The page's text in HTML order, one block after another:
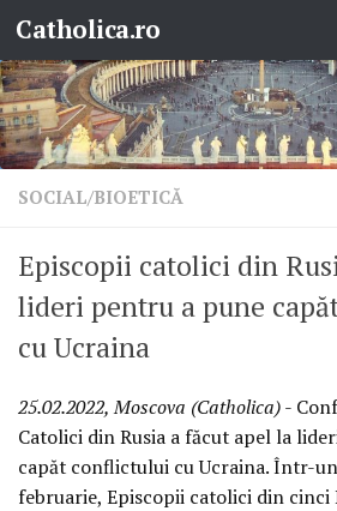
Skip to content
Catholica.ro
SOCIAL/BIOETICĂ
Episcopii catolici din
lideri pentru a pune
cu Ucraina
25.02.2022, Moscova (Catholica)-
Catolici din Rusia a făcut apel la
capăt conflictului cu Ucraina. Într-
februarie, Episcopii catolici din cinci